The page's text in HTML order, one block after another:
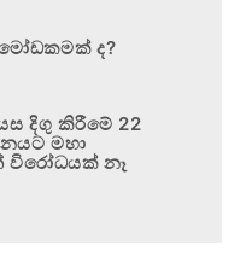
ද?
දිගු කිරීමේ 22
මහා
විරෝධයක් නෑ